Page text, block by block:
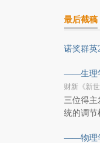
最后截稿
诺奖群英
——生理
财新《新
三位得主
统的调节
——物理